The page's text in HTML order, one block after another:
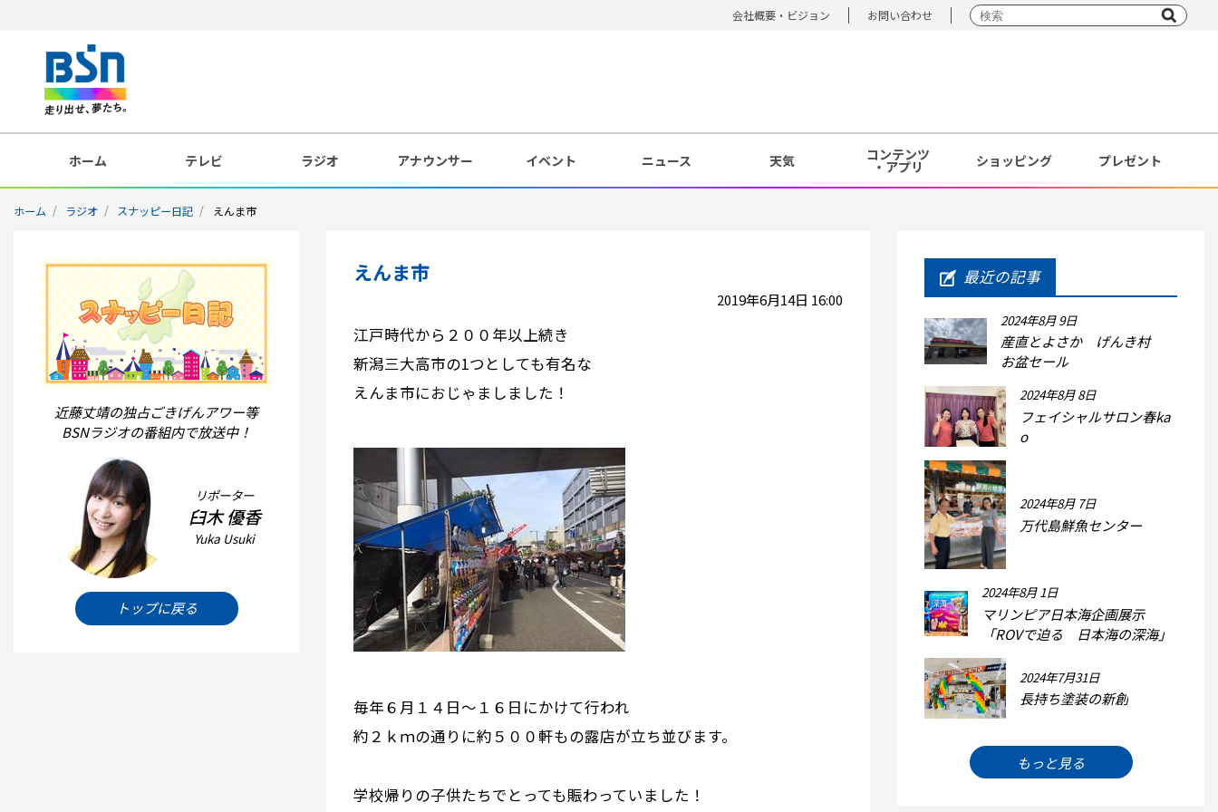
会社概要・ビジョン お問い合わせ
ホーム テレビ ラジオ アナウンサー イベント ニュース 天気 コンテンツ
・アプリ ショッピング プレゼント
ホーム ラジオ スナッピー日記 えんま市
近藤丈靖の独占ごきげんアワー等
BSNラジオの番組内で放送中！
リポーター
臼木 優香
Yuka Usuki
トップに戻る
えんま市
2019年6月14日 16:00
江戸時代から２００年以上続き
新潟三大高市の1つとしても有名な
えんま市におじゃましました！
毎年６月１４日～１６日にかけて行われ
約２ｋｍの通りに約５００軒もの露店が立ち並びます。
学校帰りの子供たちでとっても賑わっていました！
最近の記事
2024年8月 9日
産直とよさか げんき村
お盆セール
2024年8月 8日
フェイシャルサロン春ka
o
2024年8月 7日
万代島鮮魚センター
2024年8月 1日
マリンピア日本海企画展示
「ROVで迫る 日本海の深海」
2024年7月31日
長持ち塗装の新創
もっと見る